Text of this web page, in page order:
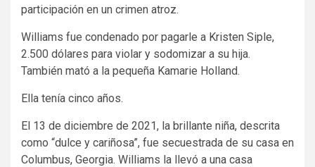
participación en un crimen atroz.
Williams fue condenado por pagarle a Kristen Siple,
2.500 dólares para violar y sodomizar a su hija.
También mató a la pequeña Kamarie Holland.
Ella tenía cinco años.
El 13 de diciembre de 2021, la brillante niña, descrita
como “dulce y cariñosa”, fue secuestrada de su casa en
Columbus, Georgia. Williams la llevó a una casa